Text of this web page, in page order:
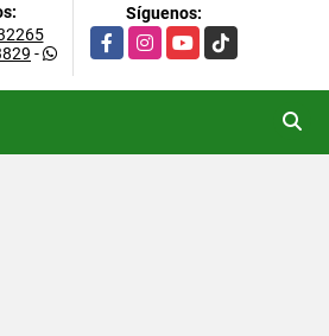
-
Síguenos:
FacebookInstagramYouTubeTikTok